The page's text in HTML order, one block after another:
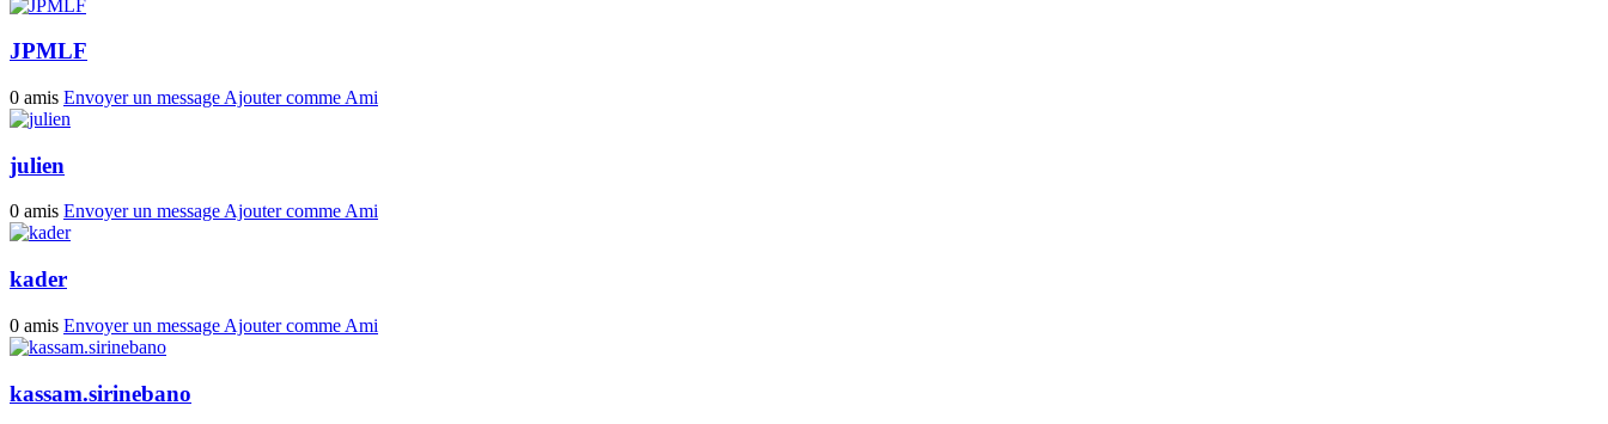
JPMLF
0 amis Envoyer un message Ajouter comme Ami
julien
0 amis Envoyer un message Ajouter comme Ami
kader
0 amis Envoyer un message Ajouter comme Ami
kassam.sirinebano